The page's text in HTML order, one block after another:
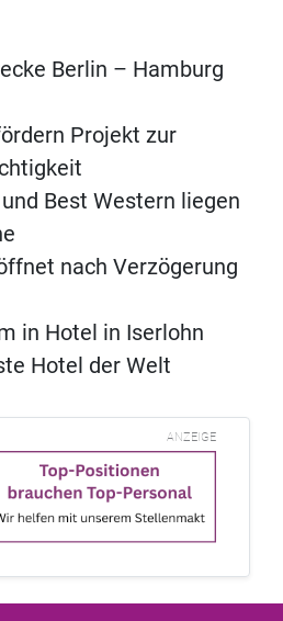
Berlin – Hamburg
Projekt zur
Best Western liegen
nach Verzögerung
in Hotel in Iserlohn
Hotel der Welt
ANZEIGE